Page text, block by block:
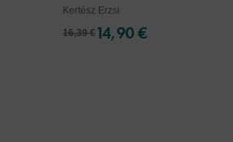
Kertész Erzsi
16,39 €14,90 €